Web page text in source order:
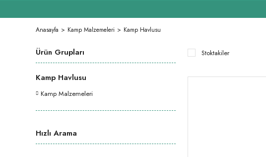
Anasayfa Kamp Malzemeleri Kamp Havlusu
Ürün Grupları
Kamp Havlusu
Kamp Malzemeleri
Hızlı Arama
Stoktakiler